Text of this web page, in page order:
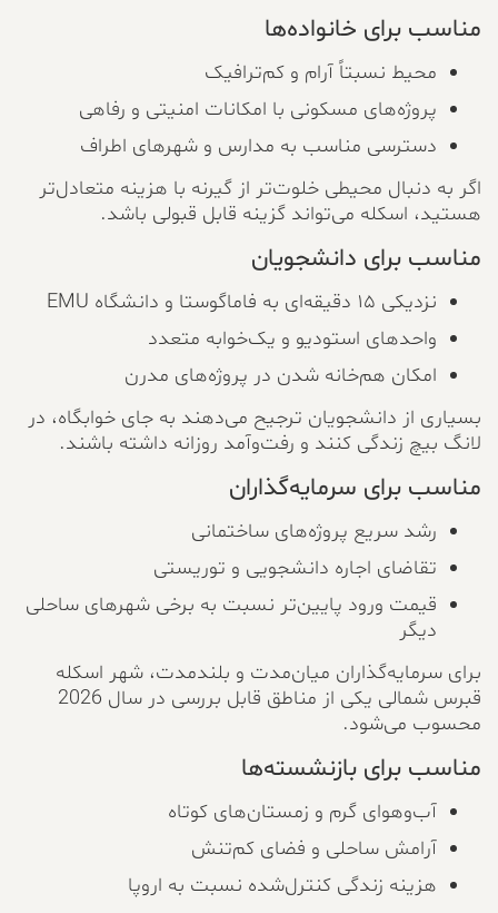
مناسب برای خانواده‌ها
محیط نسبتاً آرام و کم‌ترافیک
پروژه‌های مسکونی با امکانات امنیتی و رفاهی
دسترسی مناسب به مدارس و شهرهای اطراف
اگر به دنبال محیطی خلوت‌تر از گیرنه با هزینه متعادل‌تر
هستید، اسکله می‌تواند گزینه قابل قبولی باشد.
مناسب برای دانشجویان
نزدیکی ۱۵ دقیقه‌ای به فاماگوستا و دانشگاه EMU
واحدهای استودیو و یک‌خوابه متعدد
امکان هم‌خانه شدن در پروژه‌های مدرن
بسیاری از دانشجویان ترجیح می‌دهند به جای خوابگاه، در
لانگ بیچ زندگی کنند و رفت‌وآمد روزانه داشته باشند.
مناسب برای سرمایه‌گذاران
رشد سریع پروژه‌های ساختمانی
تقاضای اجاره دانشجویی و توریستی
قیمت ورود پایین‌تر نسبت به برخی شهرهای ساحلی
دیگر
برای سرمایه‌گذاران میان‌مدت و بلندمدت، شهر اسکله
قبرس شمالی یکی از مناطق قابل بررسی در سال 2026
محسوب می‌شود.
مناسب برای بازنشسته‌ها
آب‌وهوای گرم و زمستان‌های کوتاه
آرامش ساحلی و فضای کم‌تنش
هزینه زندگی کنترل‌شده نسبت به اروپا